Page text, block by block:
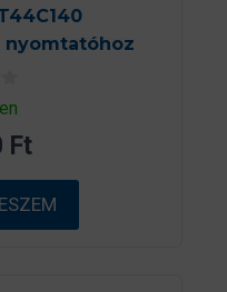
nyomtatóhoz
Ft